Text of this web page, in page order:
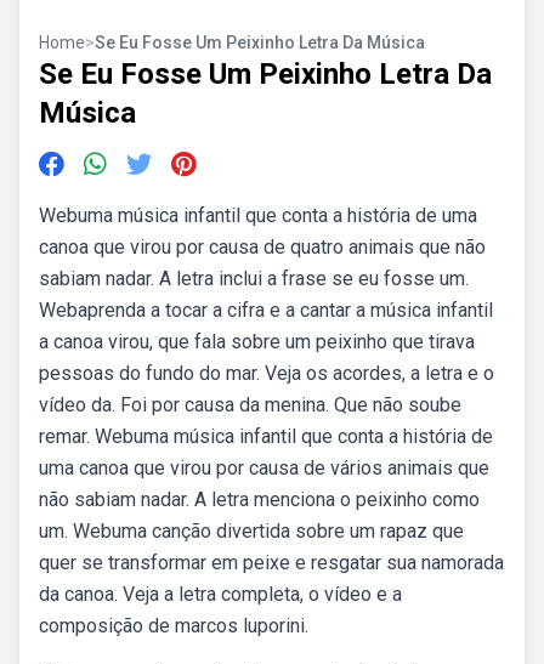
Home>Se Eu Fosse Um Peixinho Letra Da Música
Se Eu Fosse Um Peixinho Letra Da
Música
Webuma música infantil que conta a história de uma
canoa que virou por causa de quatro animais que não
sabiam nadar. A letra inclui a frase se eu fosse um.
Webaprenda a tocar a cifra e a cantar a música infantil
a canoa virou, que fala sobre um peixinho que tirava
pessoas do fundo do mar. Veja os acordes, a letra e o
vídeo da. Foi por causa da menina. Que não soube
remar. Webuma música infantil que conta a história de
uma canoa que virou por causa de vários animais que
não sabiam nadar. A letra menciona o peixinho como
um. Webuma canção divertida sobre um rapaz que
quer se transformar em peixe e resgatar sua namorada
da canoa. Veja a letra completa, o vídeo e a
composição de marcos luporini.